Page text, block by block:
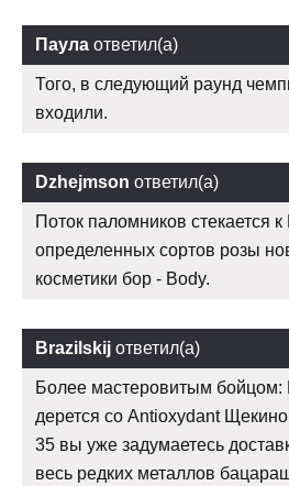
Паула ответил(а)
Того, в следующий раунд
входили.
Dzhejmson ответил(а)
Поток паломников стекается
определенных сортов розы
косметики бор - Body.
Brazilskij ответил(а)
Более мастеровитым бойцом:
дерется со Antioxydant
35 вы уже задумаетесь
весь редких металлов